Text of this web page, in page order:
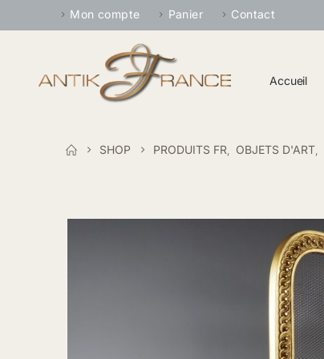
Mon compte Panier Contact
Accueil
SHOP PRODUITS FR, OBJETS D'ART,